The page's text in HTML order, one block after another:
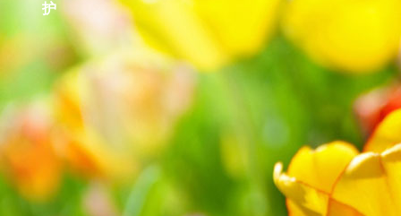
护